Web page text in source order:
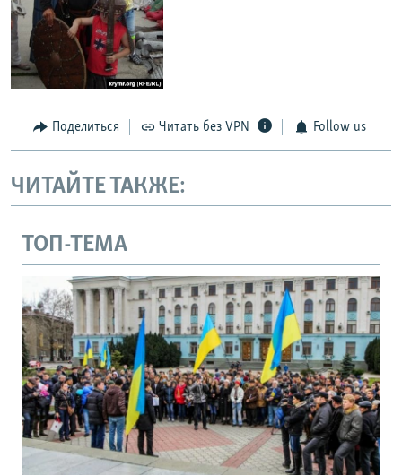
Поделиться Читать без VPN Follow us
ЧИТАЙТЕ ТАКЖЕ:
ТОП-ТЕМА